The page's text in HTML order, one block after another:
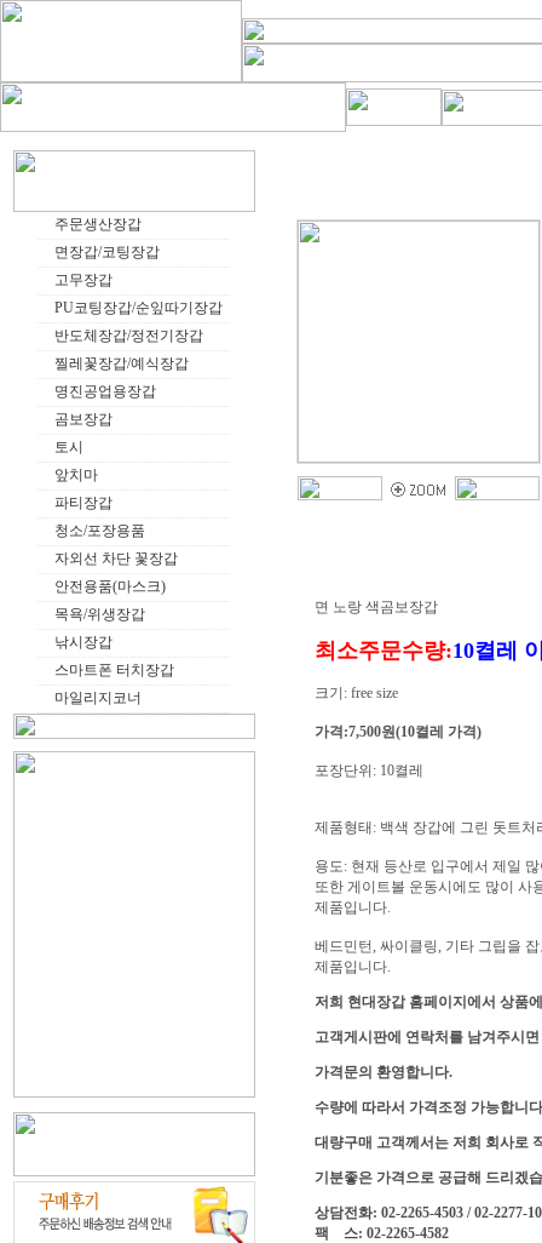
주문생산장갑
면장갑/코팅장갑
고무장갑
PU코팅장갑/순잎따기장갑
반도체장갑/정전기장갑
찔레꽃장갑/예식장갑
명진공업용장갑
곰보장갑
토시
앞치마
파티장갑
청소/포장용품
자외선 차단 꽃장갑
안전용품(마스크)
목욕/위생장갑
낚시장갑
스마트폰 터치장갑
마일리지코너
면 노랑 색곰보장갑
최소주문수량:10켤레
크기: free size
가격:7,500원(10켤레 가격)
포장단위: 10켤레
제품형태: 백색 장갑에 그린 돗트처
용도: 현재 등산로 입구에서 제일
또한 게이트볼 운동시에도 많이 사
제품입니다.
베드민턴, 싸이클링, 기타 그립을
제품입니다.
저희 현대장갑 홈페이지에서 상품
고객게시판에 연락처를 남겨주시
가격문의 환영합니다.
수량에 따라서 가격조정 가능합니
대량구매 고객께서는 저희 회사로
기분좋은 가격으로 공급해 드리겠
상담전화: 02-2265-4503 / 02-2277-
팩 스: 02-2265-4582